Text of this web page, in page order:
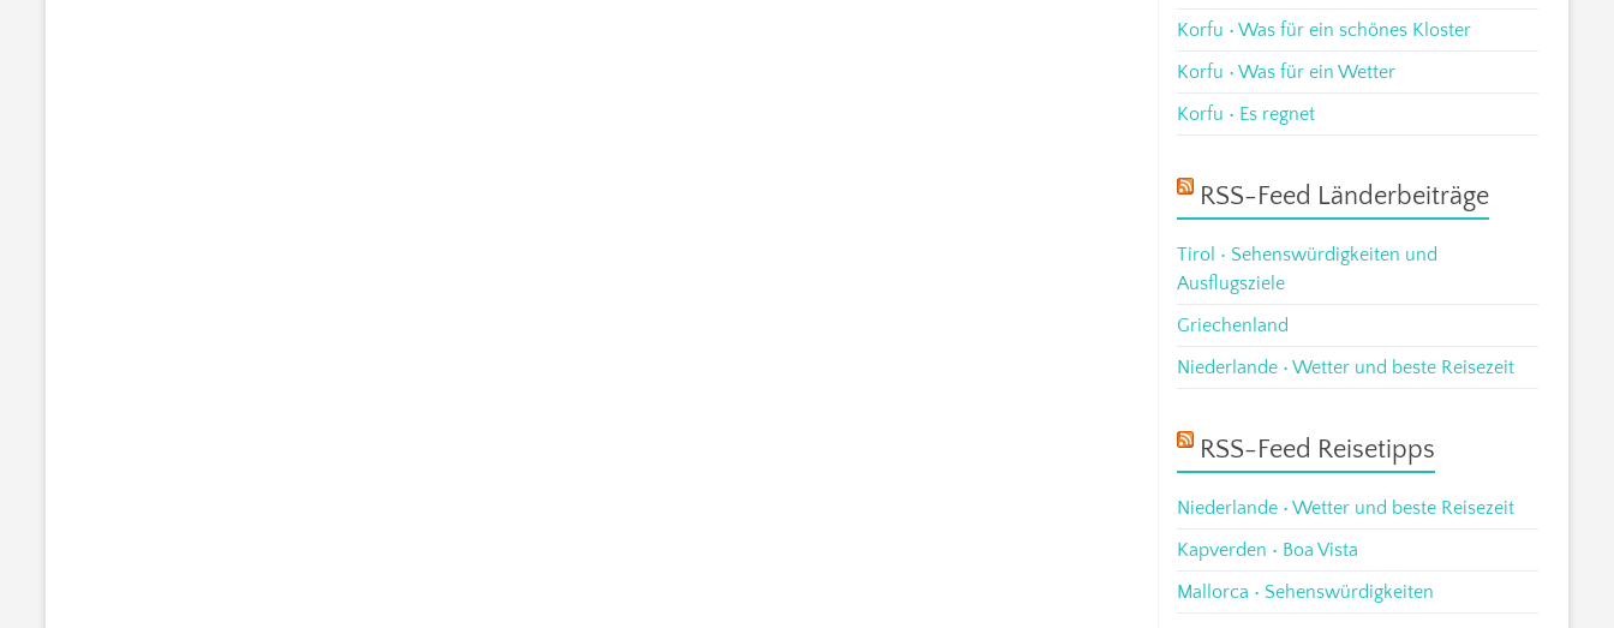
Korfu • Was für ein schönes Kloster
Korfu • Was für ein Wetter
Korfu • Es regnet
RSS-Feed Länderbeiträge
Tirol • Sehenswürdigkeiten und
Ausflugsziele
Griechenland
Niederlande • Wetter und beste Reisezeit
RSS-Feed Reisetipps
Niederlande • Wetter und beste Reisezeit
Kapverden • Boa Vista
Mallorca • Sehenswürdigkeiten